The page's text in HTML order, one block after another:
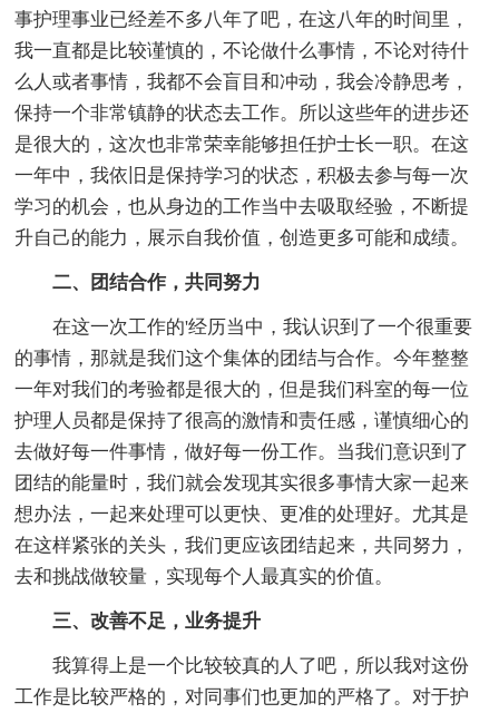
事护理事业已经差不多八年了吧，在这八年的时间里，
我一直都是比较谨慎的，不论做什么事情，不论对待什
么人或者事情，我都不会盲目和冲动，我会冷静思考，
保持一个非常镇静的状态去工作。所以这些年的进步还
是很大的，这次也非常荣幸能够担任护士长一职。在这
一年中，我依旧是保持学习的状态，积极去参与每一次
学习的机会，也从身边的工作当中去吸取经验，不断提
升自己的能力，展示自我价值，创造更多可能和成绩。
二、团结合作，共同努力
在这一次工作的'经历当中，我认识到了一个很重要
的事情，那就是我们这个集体的团结与合作。今年整整
一年对我们的考验都是很大的，但是我们科室的每一位
护理人员都是保持了很高的激情和责任感，谨慎细心的
去做好每一件事情，做好每一份工作。当我们意识到了
团结的能量时，我们就会发现其实很多事情大家一起来
想办法，一起来处理可以更快、更准的处理好。尤其是
在这样紧张的关头，我们更应该团结起来，共同努力，
去和挑战做较量，实现每个人最真实的价值。
三、改善不足，业务提升
我算得上是一个比较较真的人了吧，所以我对这份
工作是比较严格的，对同事们也更加的严格了。对于护